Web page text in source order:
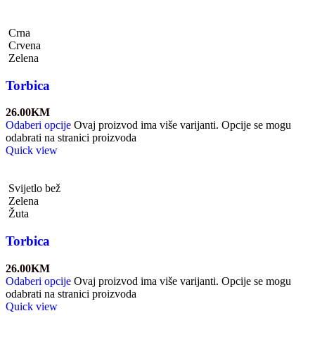
Crna
Crvena
Zelena
Torbica
26.00KM
Odaberi opcije Ovaj proizvod ima više varijanti. Opcije se mogu
odabrati na stranici proizvoda
Quick view
Svijetlo bež
Zelena
Žuta
Torbica
26.00KM
Odaberi opcije Ovaj proizvod ima više varijanti. Opcije se mogu
odabrati na stranici proizvoda
Quick view